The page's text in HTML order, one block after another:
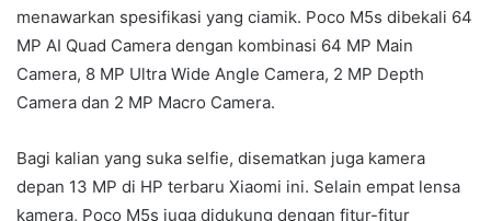
menawarkan spesifikasi yang ciamik. Poco M5s dibekali 64
MP AI Quad Camera dengan kombinasi 64 MP Main
Camera, 8 MP Ultra Wide Angle Camera, 2 MP Depth
Camera dan 2 MP Macro Camera.
Bagi kalian yang suka selfie, disematkan juga kamera
depan 13 MP di HP terbaru Xiaomi ini. Selain empat lensa
kamera, Poco M5s juga didukung dengan fitur-fitur